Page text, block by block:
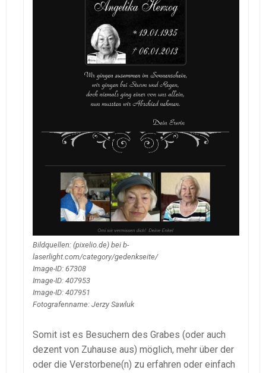
Bildquellen: (pixelio.de) bei b-
laserlight.com/category/gedenkseite/
Image-ID: 67308
Image-ID: 407953
Image-ID: 407951
Fotografenname: Jerzy Sawluk
Somit ist es Besuchern des Grabes (oder auch
dezent von Zuhause aus) möglich, mehr über der
oder die Verstorbene(n) zu erfahren oder einfach